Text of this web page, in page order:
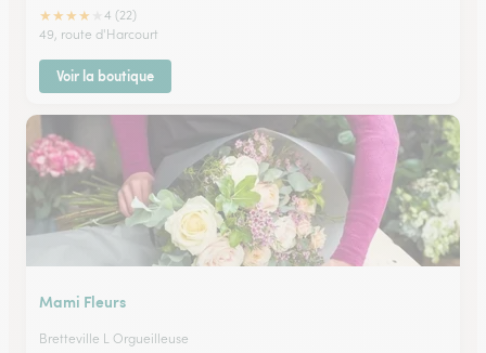
★★★★
4 (22)
49, route d'Harcourt
Voir la boutique
Mami Fleurs
Bretteville L Orgueilleuse